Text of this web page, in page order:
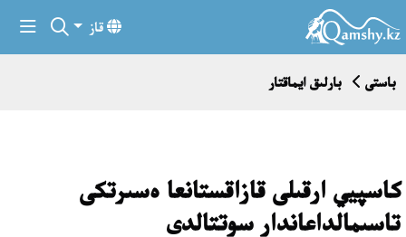
قاز
باستى بارلىق ايماقتار
كاسپيي ارقىلى قازاقستانعا ەسىرتكى
تاسىمالداعاندار سوتتالدى